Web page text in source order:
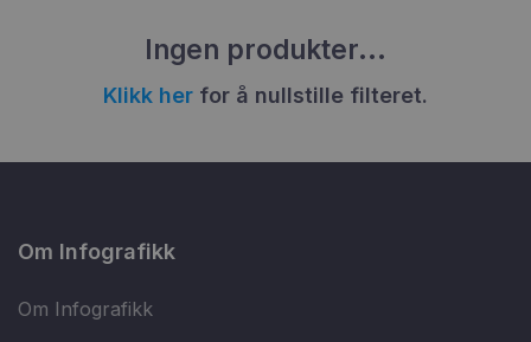
Ingen produkter...
Klikk her for å nullstille filteret.
Om Infografikk
Om Infografikk